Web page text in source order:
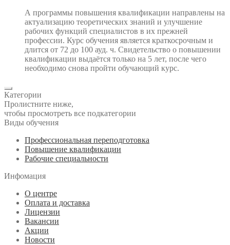
А программы повышения квалификации направлены на
актуализацию теоретических знаний и улучшение
рабочих функций специалистов в их прежней
профессии. Курс обучения является краткосрочным и
длится от 72 до 100 ауд. ч. Свидетельство о повышении
квалификации выдаётся только на 5 лет, после чего
необходимо снова пройти обучающий курс.
Категории
Пролистните ниже,
чтобы просмотреть все подкатегории
Виды обучения
Профессиональная переподготовка
Повышение квалификации
Рабочие специальности
Инфомация
О центре
Оплата и доставка
Лицензии
Вакансии
Акции
Новости